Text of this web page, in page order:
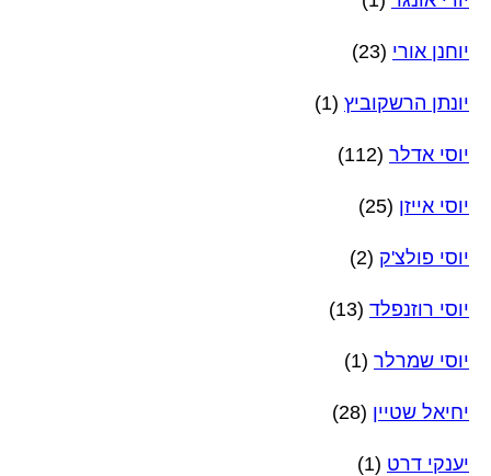
יוחנן אורי (23)
יונתן הרשקוביץ (1)
יוסי אדלר (112)
יוסי אייזן (25)
יוסי פולצ'ק (2)
יוסי רוזנפלד (13)
יוסי שמרלר (1)
יחיאל שטיין (28)
יענקי דרט (1)